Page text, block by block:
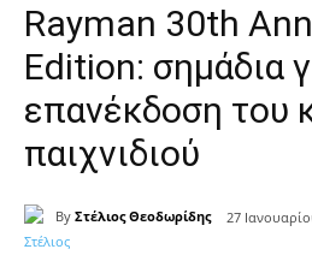
Rayman 30th
Edition: σημάδια
επανέκδοση του
παιχνιδιού
By Στέλιος Θεοδωρίδης 27